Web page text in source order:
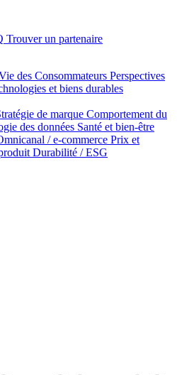
Trouver un partenaire
des Consommateurs Perspectives
et biens durables
de marque Comportement du
des données Santé et bien‑être
/ e‑commerce Prix et
Durabilité / ESG